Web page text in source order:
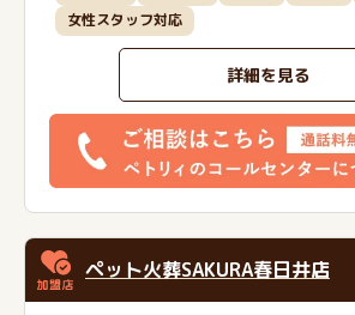
女性スタッフ対応
詳細を見る
ペット火葬SAKURA春日井店